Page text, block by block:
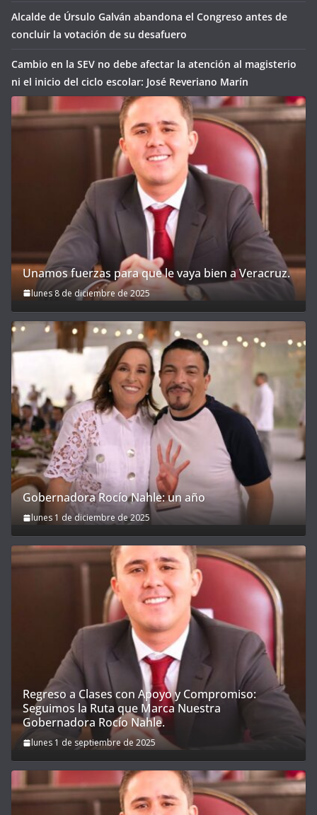
Alcalde de Úrsulo Galván abandona el Congreso antes de
concluir la votación de su desafuero
Cambio en la SEV no debe afectar la atención al magisterio
ni el inicio del ciclo escolar: José Reveriano Marín
Unamos fuerzas para que le vaya bien a Veracruz.
lunes 8 de diciembre de 2025
Gobernadora Rocío Nahle: un año
lunes 1 de diciembre de 2025
Regreso a Clases con Apoyo y Compromiso:
Seguimos la Ruta que Marca Nuestra
Gobernadora Rocío Nahle.
lunes 1 de septiembre de 2025